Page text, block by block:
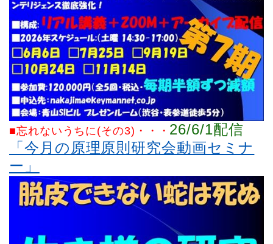
■忘れないうちに(その3) ・・・ 26/6/1配信
「今月の原理原則研究会動画セミナ
ー」